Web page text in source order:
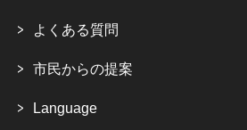
よくある質問
市民からの提案
Language